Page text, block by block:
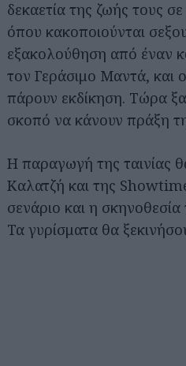
δεκαετία της ζωής τους
όπου κακοποιούνται
εξακολούθηση από έναν
τον Γεράσιμο Μαντά, και
πάρουν εκδίκηση. Τώρα
σκοπό να κάνουν πράξη
Η παραγωγή της ταινίας
Καλατζή και της
σενάριο και η
Τα γυρίσματα θα